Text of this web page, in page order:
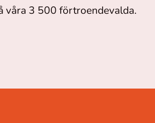
våra 3 500 förtroendevalda.